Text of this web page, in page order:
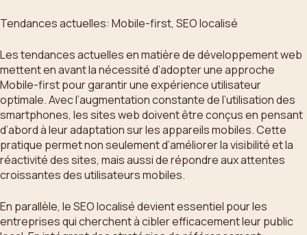
Tendances actuelles: Mobile-first, SEO localisé
Les tendances actuelles en matière de développement web
mettent en avant la nécessité d’adopter une approche
Mobile-first pour garantir une expérience utilisateur
optimale. Avec l’augmentation constante de l’utilisation des
smartphones, les sites web doivent être conçus en pensant
d’abord à leur adaptation sur les appareils mobiles. Cette
pratique permet non seulement d’améliorer la visibilité et la
réactivité des sites, mais aussi de répondre aux attentes
croissantes des utilisateurs mobiles.
En parallèle, le SEO localisé devient essentiel pour les
entreprises qui cherchent à cibler efficacement leur public